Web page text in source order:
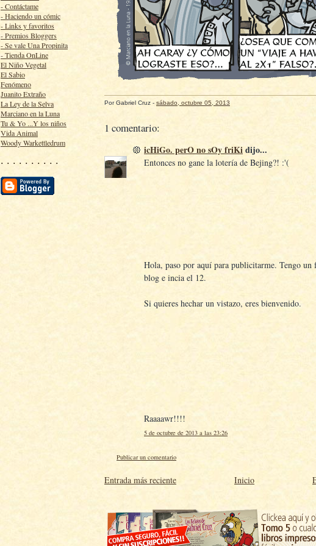
- Contáctame
- Haciendo un cómic
- Links y favoritos
- Premios Bloggers
- Se vale Una Propinita
- Tienda OnLine
El Niño Vegetal
El Sabio
Fenómeno
Juanito Extraño
La Ley de la Selva
Marciano en la Luna
Tu & Yo ...Y los niños
Vida Animal
Woody Warkettledrum
· · · · · · · · · ·
PorGabriel Cruz - sábado, octubre 05, 2013
1 comentario:
icHiGo. perO no sOy friKidijo...
Entonces no gane la lotería de Bejing?! :'(
Hola, paso por aquí para publicitarme. Tengo un
blog e incia el 12.
Si quieres hechar un vistazo, eres bienvenido.
Raaaawr!!!!
5 de octubre de 2013 a las 23:26
Publicar un comentario
Entrada más reciente Inicio